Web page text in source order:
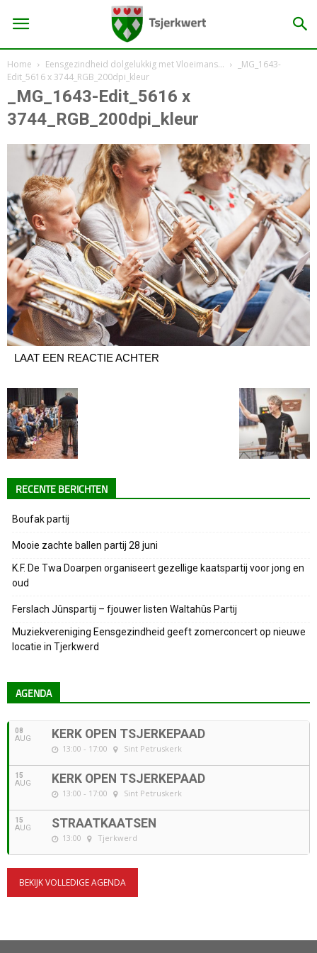
Home Eensgezindheid dolgelukkig met Vloeimans…
_MG_1643-
Edit_5616 x 3744_RGB_200dpi_kleur
_MG_1643-Edit_5616 x
3744_RGB_200dpi_kleur
LAAT EEN REACTIE ACHTER
RECENTE BERICHTEN
Boufak partij
Mooie zachte ballen partij 28 juni
K.F. De Twa Doarpen organiseert gezellige kaatspartij voor jong en
oud
Ferslach Jûnspartij – fjouwer listen Waltahûs Partij
Muziekvereniging Eensgezindheid geeft zomerconcert op nieuwe
locatie in Tjerkwerd
AGENDA
08
AUG KERK OPEN TSJERKEPAAD
13:00 - 17:00 Sint Petruskerk
15
AUG KERK OPEN TSJERKEPAAD
13:00 - 17:00 Sint Petruskerk
15
AUG STRAATKAATSEN
13:00 Tjerkwerd
BEKIJK VOLLEDIGE AGENDA